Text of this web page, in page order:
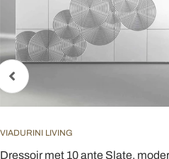
VIADURINI LIVING
Dressoir met 10 ante Slate,